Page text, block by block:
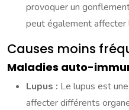
provoquer un
peut également affecter
Causes moins
Maladies auto-
Lupus : Le lupus est
affecter différents